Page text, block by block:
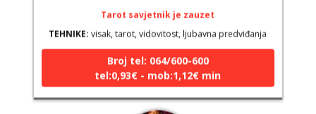
Broj tel: 064/600-600
tel:0,93€ - mob:1,12€ min